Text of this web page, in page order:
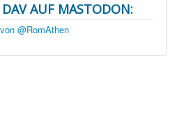
DAV AUF MASTODON:
@RomAthen